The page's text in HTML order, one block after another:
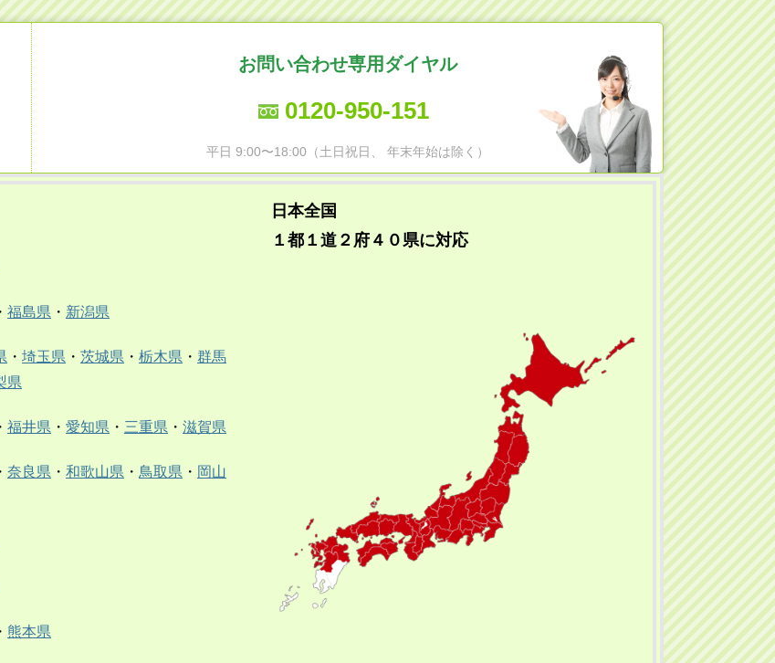
お問い合わせ専用ダイヤル
0120-950-151
平日 9:00〜18:00（土日祝日、 年末年始は除く）
・ 福島県 ・ 新潟県
・ 埼玉県 ・ 茨城県 ・ 栃木県 ・ 群馬
県
・ 福井県 ・ 愛知県 ・ 三重県 ・ 滋賀県
・ 奈良県 ・ 和歌山県 ・ 鳥取県 ・ 岡山
・ 熊本県
日本全国
１都１道２府４０県に対応